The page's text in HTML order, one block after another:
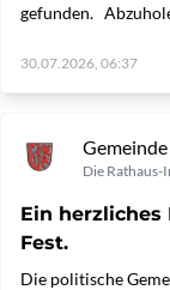
gefunden.
30.07.2026, 06:37
Die Rathaus-
Ein herzliches
Fest.
Die politische